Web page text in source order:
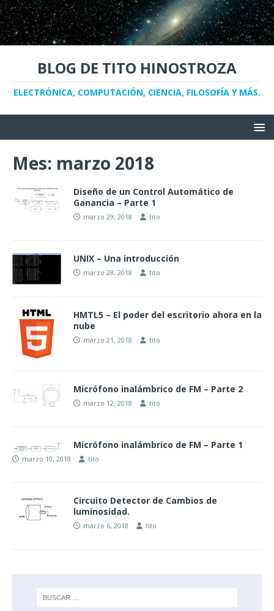
BLOG DE TITO HINOSTROZA
ELECTRÓNICA, COMPUTACIÓN, CIENCIA, FILOSOFÍA Y MÁS.
Mes: marzo 2018
Diseño de un Control Automático de
Ganancia – Parte 1
marzo 29, 2018 tito
UNIX – Una introducción
marzo 28, 2018 tito
HMTL5 – El poder del escritorio ahora en la
nube
marzo 21, 2018 tito
Micrófono inalámbrico de FM – Parte 2
marzo 12, 2018 tito
Micrófono inalámbrico de FM – Parte 1
marzo 10, 2018 tito
Circuito Detector de Cambios de
luminosidad.
marzo 6, 2018 tito